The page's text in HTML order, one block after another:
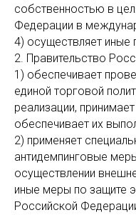
собственностью в
Федерации в
4) осуществляет иные
2. Правительство
1) обеспечивает
единой торговой
реализации,
обеспечивает их
2) применяет
антидемпинговые
осуществлении
иные меры по защите
Российской